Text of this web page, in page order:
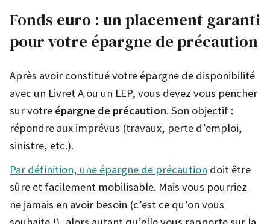
Fonds euro : un placement garanti
pour votre épargne de précaution
Après avoir constitué votre épargne de disponibilité
avec un Livret A ou un LEP, vous devez vous pencher
sur votre épargne de précaution. Son objectif :
répondre aux imprévus (travaux, perte d’emploi,
sinistre, etc.).
Par définition, une épargne de précaution doit être
sûre et facilement mobilisable. Mais vous pourriez
ne jamais en avoir besoin (c’est ce qu’on vous